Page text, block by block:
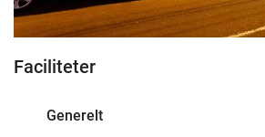
Faciliteter
Generelt